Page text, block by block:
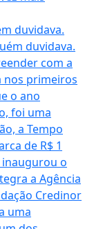
duvidava.